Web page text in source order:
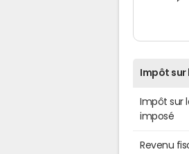
Impôt sur
Impôt sur
imposé
Revenu